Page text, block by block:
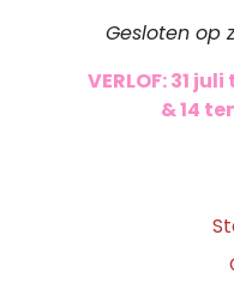
Gesloten op
VERLOF: 31
& 14